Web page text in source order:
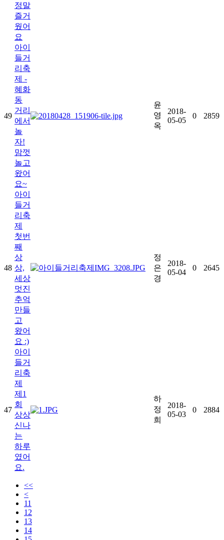
정말
즐거
웠어
요
49
아이
들거
리축
제 -
혜화
동
거리
에서
놀
자!
맘껏
놀고
왔어
요~
윤
영
옥
2018-
05-05
0 2859
48
아이
들거
리축
제
첫번
째
상
상,
세상
멋진
추억
만들
고
왔어
요 :)
정
은
경
2018-
05-04
0 2645
47
아이
들거
리축
제
제1
회
상상
신나
는
하루
였어
요.
하
정
희
2018-
05-03
0 2884
<<
<
11
12
13
14